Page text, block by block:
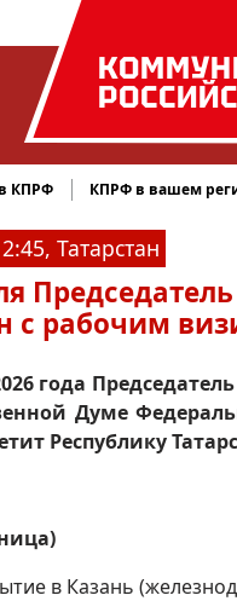
КПРФ КПРФ в вашем
Татарстан
с рабочим
года
Думе
Республику
в Казань